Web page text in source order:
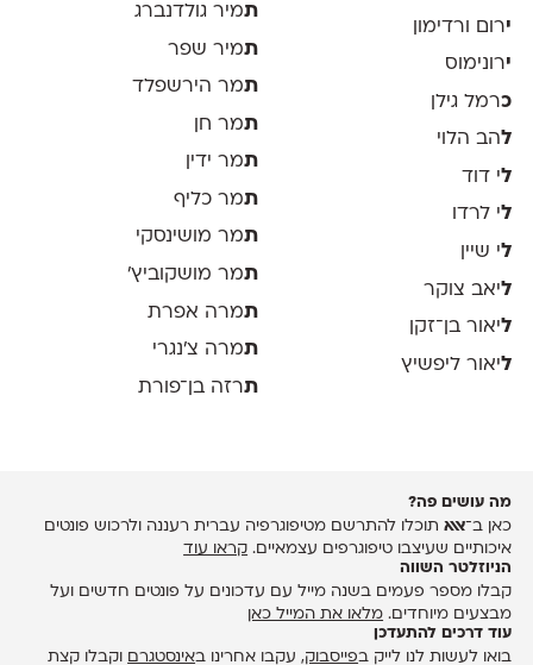
ירום ורדימון
ירונימוס
כרמל גילן
להב הלוי
לי דוד
לי לרדו
לי שיין
ליאב צוקר
ליאור בן־זקן
ליאור ליפשיץ
תמיר גולדנברג
תמיר שפר
תמר הירשפלד
תמר חן
תמר ידין
תמר כליף
תמר מושינסקי
תמר מושקוביץ'
תמרה אפרת
תמרה צ׳נגרי
תרזה בן־פורת
מה עושים פה?
כאן ב־אאאתוכלו להתרשם מטיפוגרפיה עברית רעננה ולרכוש פונטים
איכותיים שעיצבו טיפוגרפים עצמאיים. קראו עוד
הניוזלטר השווה
קבלו מספר פעמים בשנה מייל עם עדכונים על פונטים חדשים ועל
מבצעים מיוחדים. מלאו את המייל כאן
עוד דרכים להתעדכן
בואו לעשות לנו לייק בפייסבוק, עקבו אחרינו באינסטגרם וקבלו קצת